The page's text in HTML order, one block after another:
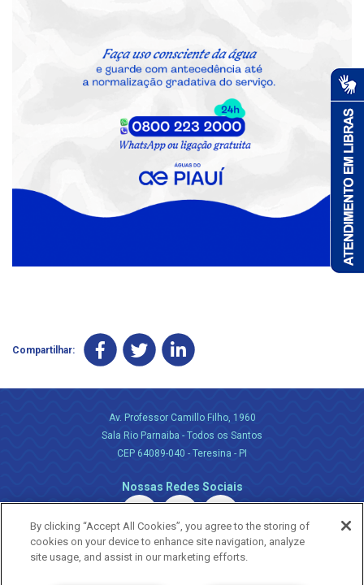
Compartilhar:
Av. Professor Camillo Filho, 1960
Sala Rio Parnaiba - Todos os Santos
CEP 64089-040 - Teresina - PI
Nossas Redes Sociais
By clicking “Accept All Cookies”, you agree to the storing of
cookies on your device to enhance site navigation, analyze
site usage, and assist in our marketing efforts.